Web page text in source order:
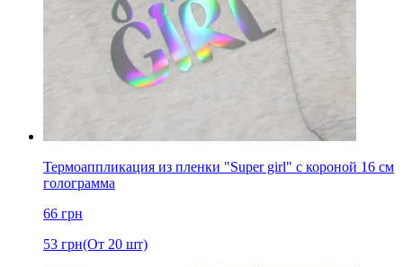
Термоаппликация из пленки "Super girl" с короной 16 см
голограмма
66 грн
53 грн(От 20 шт)